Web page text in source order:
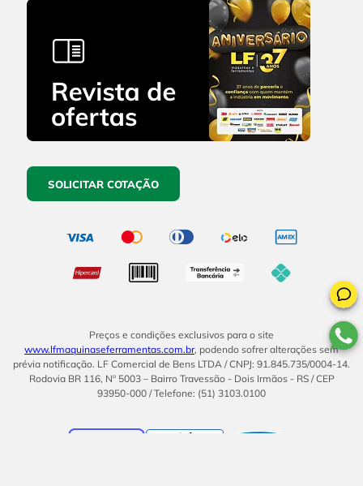
SOLICITAR COTAÇÃO
Preços e condições exclusivos para o site
www.lfmaquinaseferramentas.com.br, podendo sofrer alterações sem
prévia notificação. LF Comercial de Bens LTDA / CNPJ: 91.845.735/0004-14.
Rodovia BR 116, Nº 5003 – Bairro Travessão - Dois Irmãos - RS / CEP
93950-000 / Telefone: (51) 3103.0100